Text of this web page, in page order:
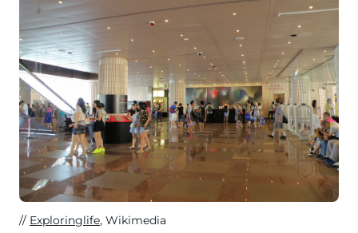
Exploringlife, Wikimedia